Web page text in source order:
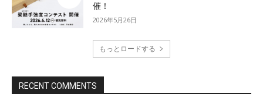
催！
2026年5月26日
もっとロードする
RECENT COMMENTS